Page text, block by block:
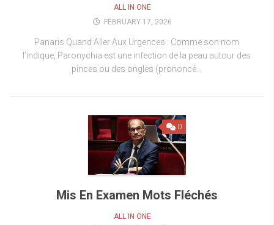
ALL IN ONE
FEBRUARY 17, 2026
Panaris Quand Aller Aux Urgences : Comme son nom
l’indique, Paronychia est une infection de la peau autour des
pinces ou des ongles (prononcé...
0
Mis En Examen Mots Fléchés
ALL IN ONE